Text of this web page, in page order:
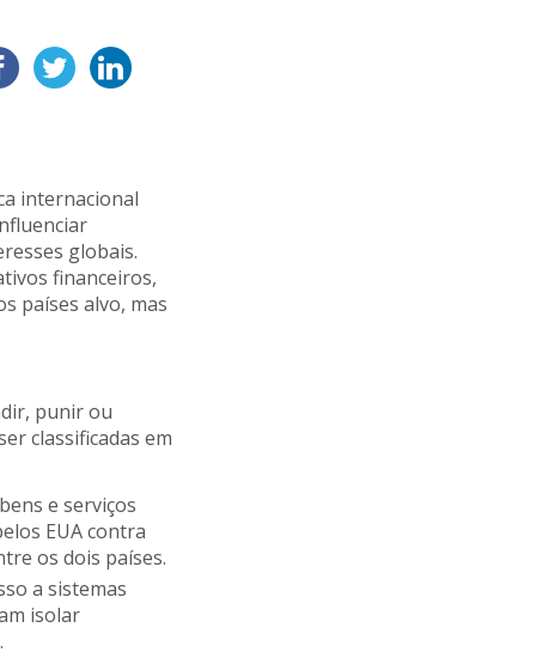
internacional
globais.
financeiros,
países alvo, mas
punir ou
classificadas em
e serviços
EUA contra
os dois países.
a sistemas
isolar